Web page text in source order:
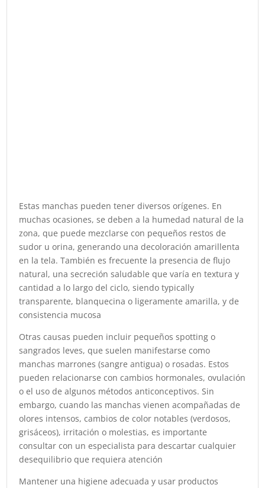
Estas manchas pueden tener diversos orígenes. En
muchas ocasiones, se deben a la humedad natural de la
zona, que puede mezclarse con pequeños restos de
sudor u orina, generando una decoloración amarillenta
en la tela. También es frecuente la presencia de flujo
natural, una secreción saludable que varía en textura y
cantidad a lo largo del ciclo, siendo typically
transparente, blanquecina o ligeramente amarilla, y de
consistencia mucosa
Otras causas pueden incluir pequeños spotting o
sangrados leves, que suelen manifestarse como
manchas marrones (sangre antigua) o rosadas. Estos
pueden relacionarse con cambios hormonales, ovulación
o el uso de algunos métodos anticonceptivos. Sin
embargo, cuando las manchas vienen acompañadas de
olores intensos, cambios de color notables (verdosos,
grisáceos), irritación o molestias, es importante
consultar con un especialista para descartar cualquier
desequilibrio que requiera atención
Mantener una higiene adecuada y usar productos